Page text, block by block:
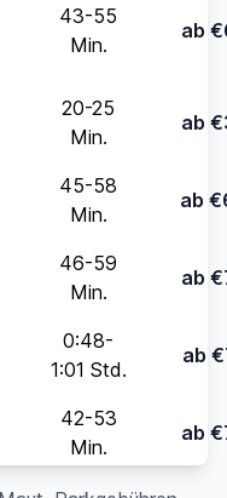
43-55
Min.
ab
20-25
Min.
ab
45-58
Min.
ab
46-59
Min.
ab
0:48-
1:01 Std.
ab
42-53
Min.
ab